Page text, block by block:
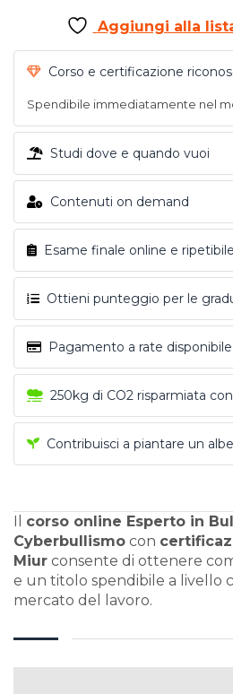
Aggiungi alla
Corso e certificazione
Spendibile immediatamente nel
Studi dove e quando vuoi
Contenuti on demand
Esame finale online e
Ottieni punteggio per le
Pagamento a rate disponibile
250kg di CO2 risparmiata
Contribuisci a piantare un
corso online Esperto in
Cyberbullismo con
Miur consente di ottenere
e un titolo spendibile a livello
mercato del lavoro.